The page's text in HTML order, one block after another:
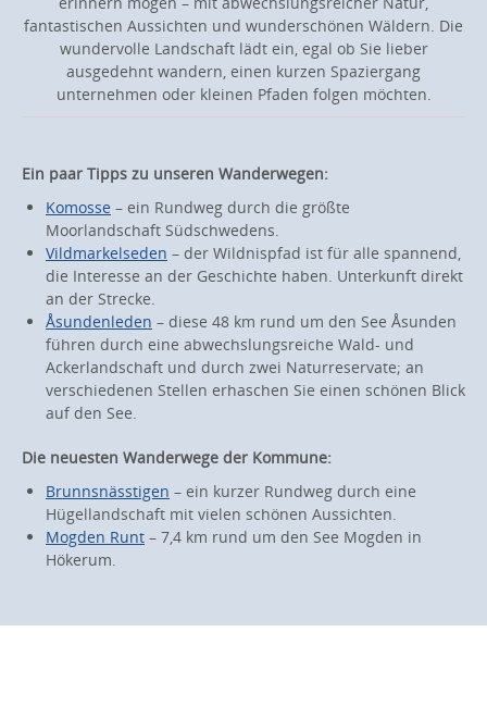
fantastischen Aussichten und wunderschönen Wäldern. Die
wundervolle Landschaft lädt ein, egal ob Sie lieber
ausgedehnt wandern, einen kurzen Spaziergang
unternehmen oder kleinen Pfaden folgen möchten.
Ein paar Tipps zu unseren Wanderwegen:
Komosse – ein Rundweg durch die größte
Moorlandschaft Südschwedens.
Vildmarkelseden – der Wildnispfad ist für alle spannend,
die Interesse an der Geschichte haben. Unterkunft direkt
an der Strecke.
Åsundenleden – diese 48 km rund um den See Åsunden
führen durch eine abwechslungsreiche Wald- und
Ackerlandschaft und durch zwei Naturreservate; an
verschiedenen Stellen erhaschen Sie einen schönen Blick
auf den See.
Die neuesten Wanderwege der Kommune:
Brunnsnässtigen – ein kurzer Rundweg durch eine
Hügellandschaft mit vielen schönen Aussichten.
Mogden Runt – 7,4 km rund um den See Mogden in
Hökerum.